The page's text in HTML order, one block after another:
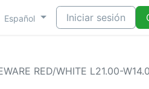
Español Iniciar sesión
RED/WHITE L21.00-